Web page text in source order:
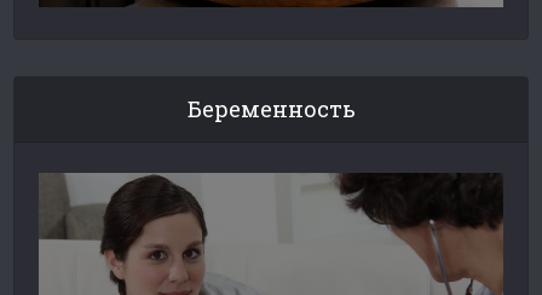
Беременность